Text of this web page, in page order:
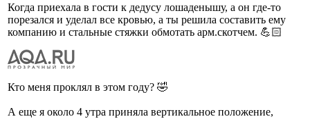
Когда приехала в гости к дедусу лошаденышу, а он где-то
порезался и уделал все кровью, а ты решила составить ему
компанию и стальные стяжки обмотать арм.скотчем. 💪🏻
Кто меня проклял в этом году? 🤣
А еще я около 4 утра приняла вертикальное положение,